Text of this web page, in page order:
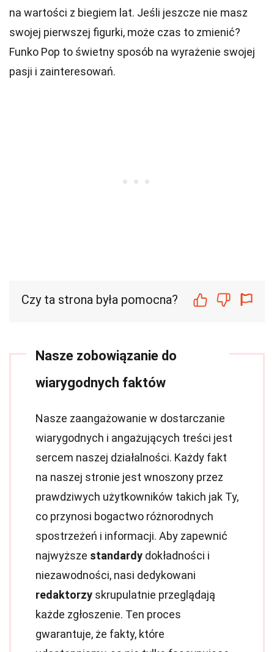
na wartości z biegiem lat. Jeśli jeszcze nie masz
swojej pierwszej figurki, może czas to zmienić?
Funko Pop to świetny sposób na wyrażenie swojej
pasji i zainteresowań.
Czy ta strona była pomocna?
Nasze zobowiązanie do
wiarygodnych faktów
Nasze zaangażowanie w dostarczanie
wiarygodnych i angażujących treści jest
sercem naszej działalności. Każdy fakt
na naszej stronie jest wnoszony przez
prawdziwych użytkowników takich jak Ty,
co przynosi bogactwo różnorodnych
spostrzeżeń i informacji. Aby zapewnić
najwyższe standardy dokładności i
niezawodności, nasi dedykowani
redaktorzy skrupulatnie przeglądają
każde zgłoszenie. Ten proces
gwarantuje, że fakty, które